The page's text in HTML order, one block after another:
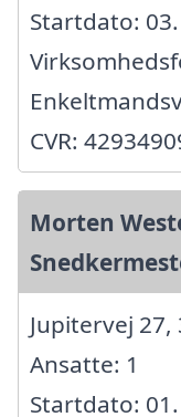
Startdato:
CVR:
Morten
Jupitervej
Ansatte: 1
Startdato: